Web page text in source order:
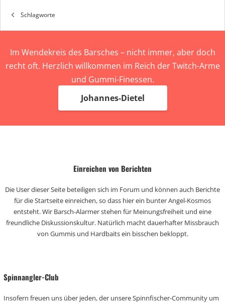
Schlagworte
Im Wendekreis des Barsches – nicht immer, aber doch
recht oft. Herzlich willkommen im Reich der Twitch-Arme
und Gummi-Finessen.
Johannes-Dietel
Einreichen von Berichten
Die User dieser Seite beteiligen sich im Forum und können auch Berichte
für die Startseite einreichen, so dass hier ein bunter Angel-Kosmos
entsteht. Wir Barsch-Alarmer stehen für Meinungsfreiheit und eine
freundliche Diskussionskultur. Natürlich macht dauerhafter Missbrauch
von Gummis und Hardbaits ein bisschen bekloppt.
Spinnangler-Club
Insofern freuen uns über jeden, der unsere Spinnfischer-Community um